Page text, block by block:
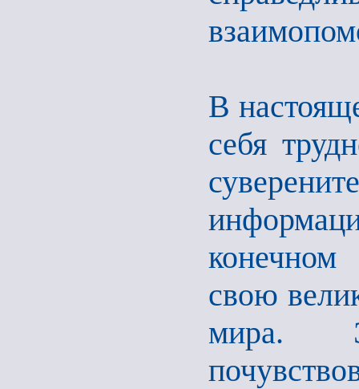
В
себя
свою
мира.